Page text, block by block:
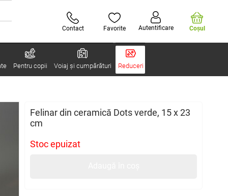
Contact Favorite Autentificare Coşul
Pentru copii Voiaj și cumpărături Reduceri
Felinar din ceramică Dots verde, 15 x 23
cm
Stoc epuizat